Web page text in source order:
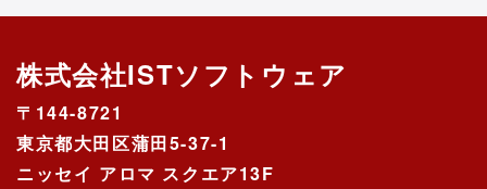
株式会社ISTソフトウェア
〒144-8721
東京都大田区蒲田5-37-1
ニッセイ アロマ スクエア13F